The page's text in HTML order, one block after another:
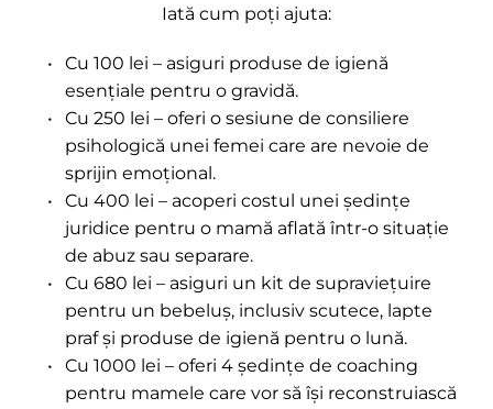
Iată cum poți ajuta:
Cu 100 lei – asiguri produse de igienă
esențiale pentru o gravidă.
Cu 250 lei – oferi o sesiune de consiliere
psihologică unei femei care are nevoie de
sprijin emoțional.
Cu 400 lei – acoperi costul unei ședințe
juridice pentru o mamă aflată într-o situație
de abuz sau separare.
Cu 680 lei – asiguri un kit de supraviețuire
pentru un bebeluș, inclusiv scutece, lapte
praf și produse de igienă pentru o lună.
Cu 1000 lei – oferi 4 ședințe de coaching
pentru mamele care vor să își reconstruiască